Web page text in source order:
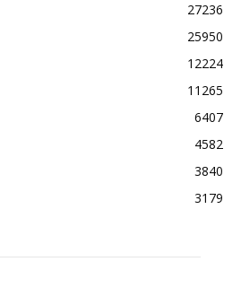
27236
25950
12224
11265
6407
4582
3840
3179